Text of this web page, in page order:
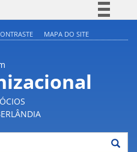
Acesso à informação
MAPA DO SITE